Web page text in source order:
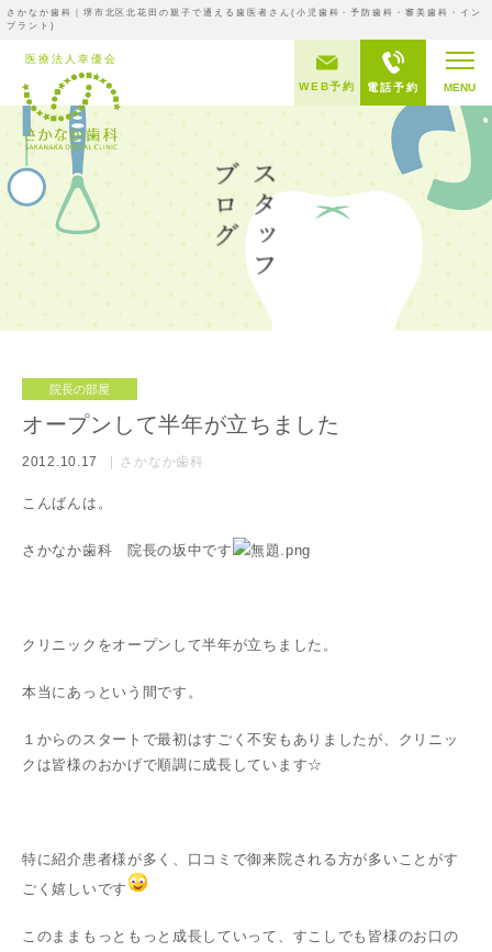
さかなか歯科｜堺市北区北花田の親子で通える歯医者さん(小児歯科・予防歯科・審美歯科・イン
プラント)
MENU
電話予約
WEB予約
院長の部屋
オープンして半年が立ちました
2012.10.17 さかなか歯科
こんばんは。
さかなか歯科 院長の坂中です
クリニックをオープンして半年が立ちました。
本当にあっという間です。
１からのスタートで最初はすごく不安もありましたが、クリニッ
クは皆様のおかげで順調に成長しています☆
特に紹介患者様が多く、口コミで御来院される方が多いことがす
ごく嬉しいです
このままもっともっと成長していって、すこしでも皆様のお口の